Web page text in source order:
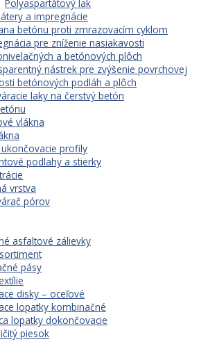
Polyaspartátový lak
a impregnácie
betónu proti zmrazovacím cyklom
pre zníženie nasiakavosti
a betónových plôch
nástrek pre zvýšenie povrchovej
betónových podláh a plôch
laky na čerstvý betón
vlákna
profily
podlahy a stierky
vrstva
pórov
asfaltové zálievky
pásy
disky – oceľové
lopatky kombinačné
lopatky dokončovacie
piesok